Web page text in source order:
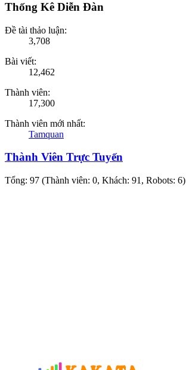
Thống Kê Diễn Đàn
Đề tài thảo luận:
3,708
Bài viết:
12,462
Thành viên:
17,300
Thành viên mới nhất:
Tamquan
Thành Viên Trực Tuyến
Tổng: 97 (Thành viên: 0, Khách: 91, Robots: 6)